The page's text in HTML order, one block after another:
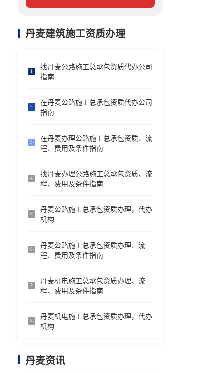
丹麦建筑施工资质办理
1
找丹麦公路施工总承包资质代办公司
指南
2
在丹麦公路施工总承包资质代办公司
指南
3
在丹麦办理公路施工总承包资质、流
程、费用及条件指南
4
找丹麦办理公路施工总承包资质、流
程、费用及条件指南
5
丹麦公路施工总承包资质办理，代办
机构
6
丹麦公路施工总承包资质办理、流
程、费用及条件指南
7
丹麦机电施工总承包资质办理、流
程、费用及条件指南
8
丹麦机电施工总承包资质办理，代办
机构
丹麦资讯